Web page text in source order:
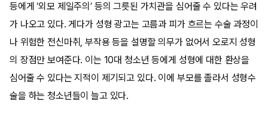
등에게 ‘외모 제일주의’ 등의 그릇된 가치관을 심어줄 수 있다는 우려
가 나오고 있다. 게다가 성형 광고는 고름과 피가 흐르는 수술 과정이
나 위험한 전신마취, 부작용 등을 설명할 의무가 없어서 오로지 성형
의 장점만 보여준다. 이는 10대 청소년 등에게 성형에 대한 환상을
심어줄 수 있다는 지적이 제기되고 있다. 이에 부모를 졸라서 성형수
술을 하는 청소년들이 늘고 있다.